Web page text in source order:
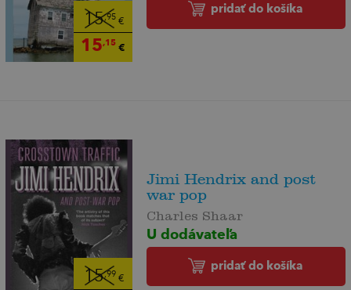
15,95€
15,15€
pridať do košíka
15,99 €
Jimi Hendrix and post
war pop
Charles Shaar
U dodávateľa
pridať do košíka